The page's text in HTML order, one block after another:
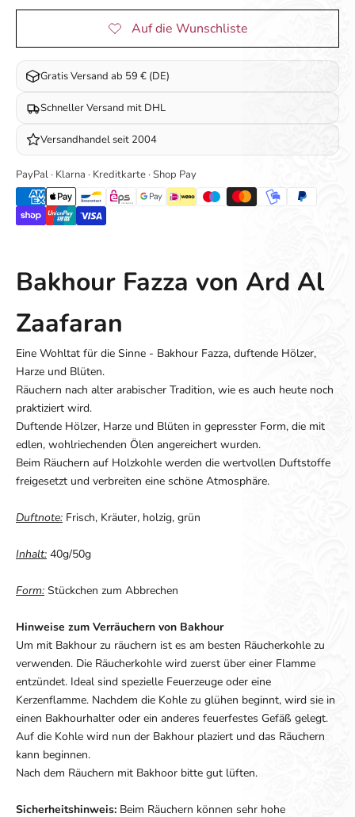
Gratis Versand ab 59 € (DE)
Schneller Versand mit DHL
Versandhandel seit 2004
PayPal · Klarna · Kreditkarte · Shop Pay
Bakhour Fazza von Ard Al
Zaafaran
Eine Wohltat für die Sinne - Bakhour Fazza, duftende Hölzer,
Harze und Blüten.
Räuchern nach alter arabischer Tradition, wie es auch heute noch
praktiziert wird.
Duftende Hölzer, Harze und Blüten in gepresster Form, die mit
edlen, wohlriechenden Ölen angereichert wurden.
Beim Räuchern auf Holzkohle werden die wertvollen Duftstoffe
freigesetzt und verbreiten eine schöne Atmosphäre.
Duftnote: Frisch, Kräuter, holzig, grün
Inhalt: 40g/50g
Form: Stückchen zum Abbrechen
Hinweise zum Verräuchern von Bakhour
Um mit Bakhour zu räuchern ist es am besten Räucherkohle zu
verwenden. Die Räucherkohle wird zuerst über einer Flamme
entzündet. Ideal sind spezielle Feuerzeuge oder eine
Kerzenflamme. Nachdem die Kohle zu glühen beginnt, wird sie in
einen Bakhourhalter oder ein anderes feuerfestes Gefäß gelegt.
Auf die Kohle wird nun der Bakhour plaziert und das Räuchern
kann beginnen.
Nach dem Räuchern mit Bakhoor bitte gut lüften.
Sicherheitshinweis: Beim Räuchern können sehr hohe